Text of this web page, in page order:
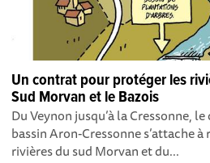
Un contrat pour protéger les
Sud Morvan et le Bazois
Du Veynon jusqu’à la Cressonne,
bassin Aron-Cressonne s’attache
rivières du sud Morvan et du...